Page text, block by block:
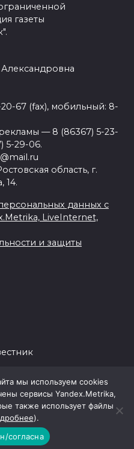
газеты
67 (fax), мобильный: 8-
— 8 (86367) 5-23-
5-29-06.
область, г.
14.
данных с
LiveInternet,
и защиты
мы используем cookies
сервисы Yandex.Metrika,
также использует файлы
).
согласна